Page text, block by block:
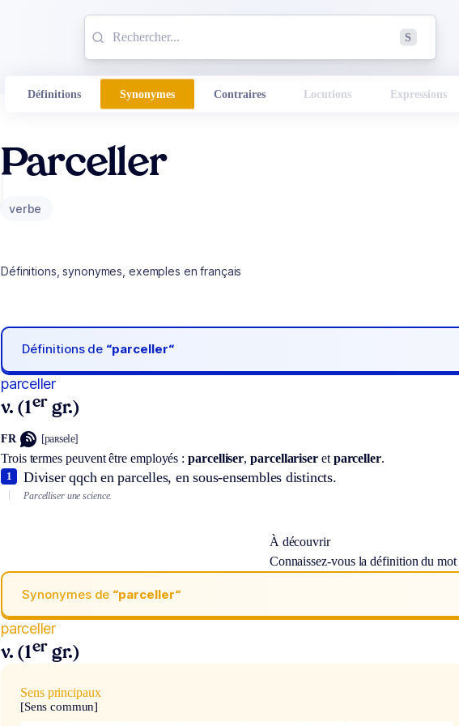
S
Définitions Synonymes Contraires Locutions Expressions
Parceller
verbe
Définitions, synonymes, exemples en français
Définitions de “parceller“
parceller
v. (1er gr.)
FR [paʀsele]
Trois termes peuvent être employés :parcelliser,parcellariser et parceller.
Diviser qqch en parcelles, en sous-ensembles distincts.
1
Parcelliser une science.
À découvrir
Connaissez-vous la définition du mot
Synonymes de “parceller“
parceller
v. (1er gr.)
Sens principaux
[Sens commun]